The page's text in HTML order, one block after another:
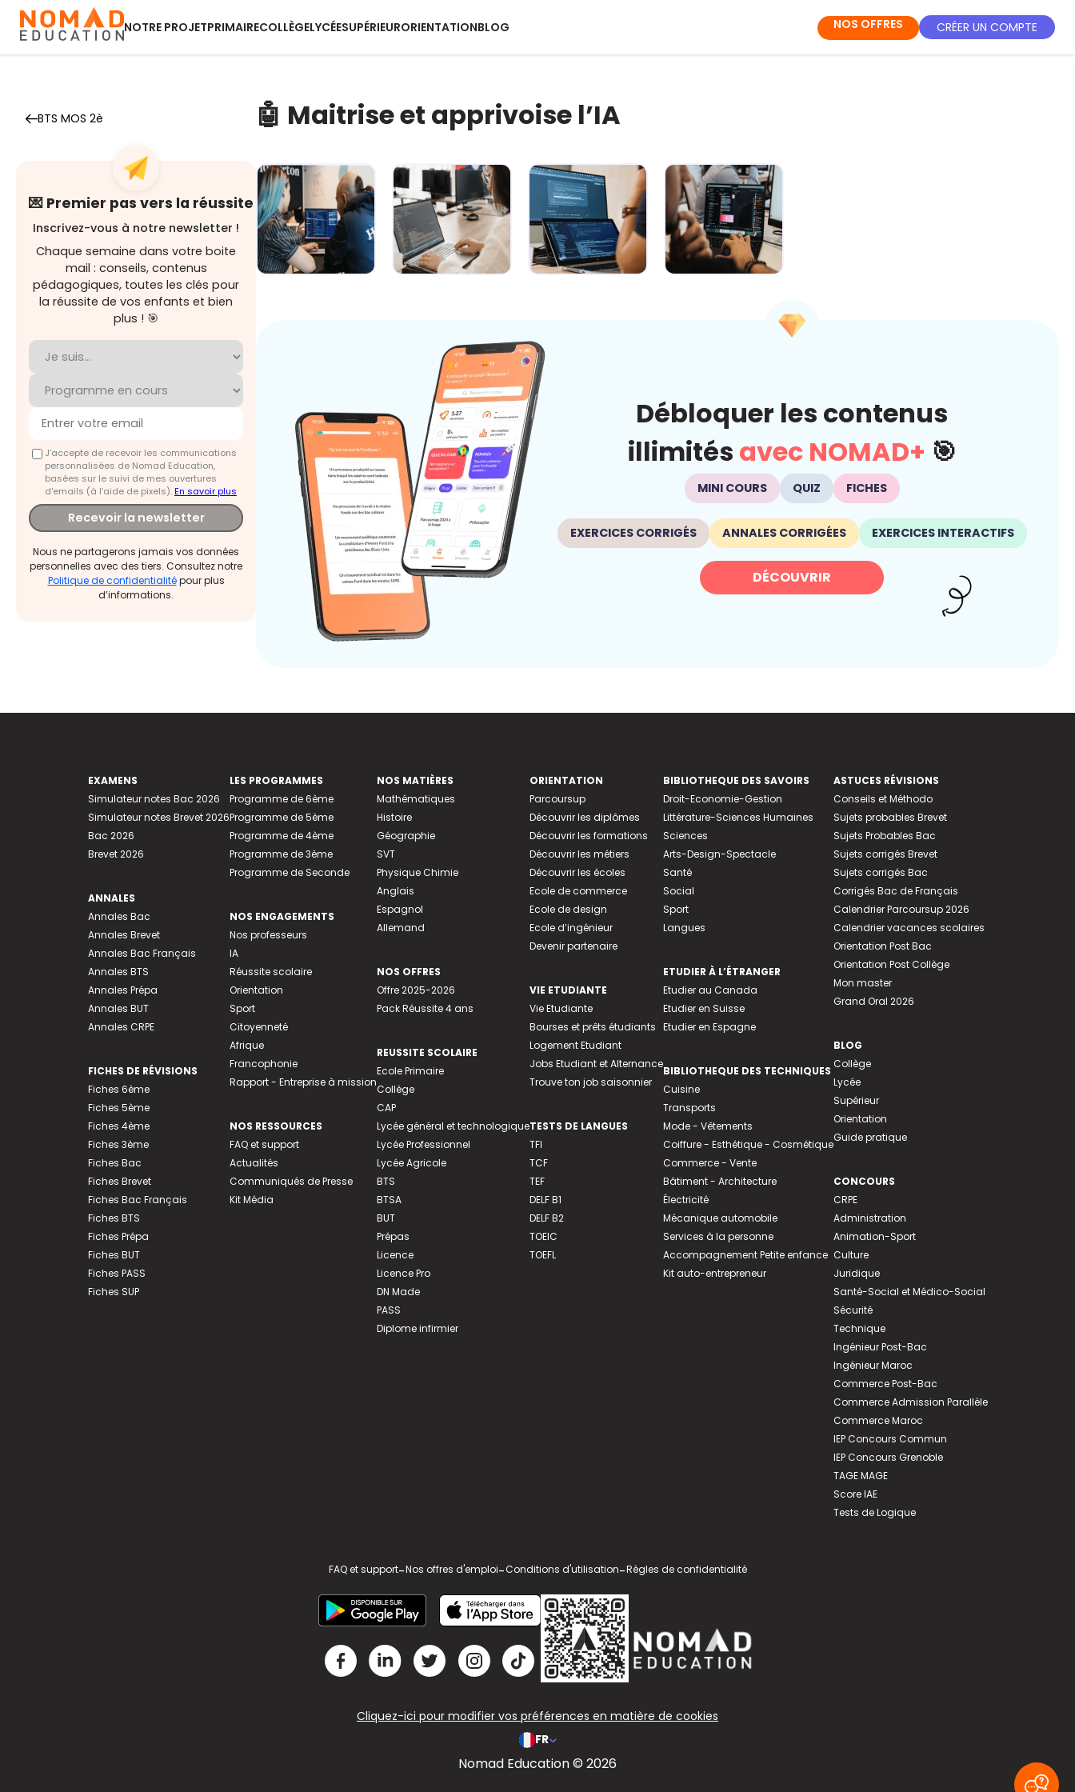
NOTRE PROJETPRIMAIRECOLLÈGELYCÉESUPÉRIEURORIENTATIONBLOG NOS OFFRES CRÉER UN COMPTE
BTS MOS 2è
💌 Premier pas vers la réussite
Inscrivez-vous à notre newsletter !
Chaque semaine dans votre boite
mail : conseils, contenus
pédagogiques, toutes les clés pour
la réussite de vos enfants et bien
plus ! 🎯
J'accepte de recevoir les communications
personnalisées de Nomad Education,
basées sur le suivi de mes ouvertures
d'emails (à l’aide de pixels).En savoir plus
Recevoir la newsletter
Nous ne partagerons jamais vos données
personnelles avec des tiers. Consultez notre
Politique de confidentialitépour plus
d’informations.
🤖 Maitrise et apprivoise l’IA
Débloquer les contenus
illimités avec NOMAD+ 🎯
MINI COURS QUIZ FICHES
EXERCICES CORRIGÉS ANNALES CORRIGÉES EXERCICES INTERACTIFS
DÉCOUVRIR
EXAMENS
Simulateur notes Bac 2026
Simulateur notes Brevet 2026
Bac 2026
Brevet 2026
ANNALES
Annales Bac
Annales Brevet
Annales Bac Français
Annales BTS
Annales Prépa
Annales BUT
Annales CRPE
FICHES DE RÉVISIONS
Fiches 6ème
Fiches 5ème
Fiches 4ème
Fiches 3ème
Fiches Bac
Fiches Brevet
Fiches Bac Français
Fiches BTS
Fiches Prépa
Fiches BUT
Fiches PASS
Fiches SUP
LES PROGRAMMES
Programme de 6ème
Programme de 5ème
Programme de 4ème
Programme de 3ème
Programme de Seconde
NOS ENGAGEMENTS
Nos professeurs
IA
Réussite scolaire
Orientation
Sport
Citoyenneté
Afrique
Francophonie
Rapport - Entreprise à mission
NOS RESSOURCES
FAQ et support
Actualités
Communiqués de Presse
Kit Média
NOS MATIÈRES
Mathématiques
Histoire
Géographie
SVT
Physique Chimie
Anglais
Espagnol
Allemand
NOS OFFRES
Offre 2025-2026
Pack Réussite 4 ans
REUSSITE SCOLAIRE
Ecole Primaire
Collège
CAP
Lycée général et technologique
Lycée Professionnel
Lycée Agricole
BTS
BTSA
BUT
Prépas
Licence
Licence Pro
DN Made
PASS
Diplome infirmier
ORIENTATION
Parcoursup
Découvrir les diplômes
Découvrir les formations
Découvrir les métiers
Découvrir les écoles
Ecole de commerce
Ecole de design
Ecole d’ingénieur
Devenir partenaire
VIE ETUDIANTE
Vie Etudiante
Bourses et prêts étudiants
Logement Etudiant
Jobs Etudiant et Alternance
Trouve ton job saisonnier
TESTS DE LANGUES
TFI
TCF
TEF
DELF B1
DELF B2
TOEIC
TOEFL
BIBLIOTHEQUE DES SAVOIRS
Droit-Economie-Gestion
Littérature-Sciences Humaines
Sciences
Arts-Design-Spectacle
Santé
Social
Sport
Langues
ETUDIER À L’ÉTRANGER
Etudier au Canada
Etudier en Suisse
Etudier en Espagne
BIBLIOTHEQUE DES TECHNIQUES
Cuisine
Transports
Mode - Vêtements
Coiffure - Esthétique - Cosmétique
Commerce - Vente
Bâtiment - Architecture
Électricité
Mécanique automobile
Services à la personne
Accompagnement Petite enfance
Kit auto-entrepreneur
ASTUCES RÉVISIONS
Conseils et Méthodo
Sujets probables Brevet
Sujets Probables Bac
Sujets corrigés Brevet
Sujets corrigés Bac
Corrigés Bac de Français
Calendrier Parcoursup 2026
Calendrier vacances scolaires
Orientation Post Bac
Orientation Post Collège
Mon master
Grand Oral 2026
BLOG
Collège
Lycée
Supérieur
Orientation
Guide pratique
CONCOURS
CRPE
Administration
Animation-Sport
Culture
Juridique
Santé-Social et Médico-Social
Sécurité
Technique
Ingénieur Post-Bac
Ingénieur Maroc
Commerce Post-Bac
Commerce Admission Parallèle
Commerce Maroc
IEP Concours Commun
IEP Concours Grenoble
TAGE MAGE
Score IAE
Tests de Logique
FAQ et support-Nos offres d'emploi-Conditions d'utilisation-Règles de confidentialité
Cliquez-ici pour modifier vos préférences en matière de cookies
FR
Nomad Education © 2026